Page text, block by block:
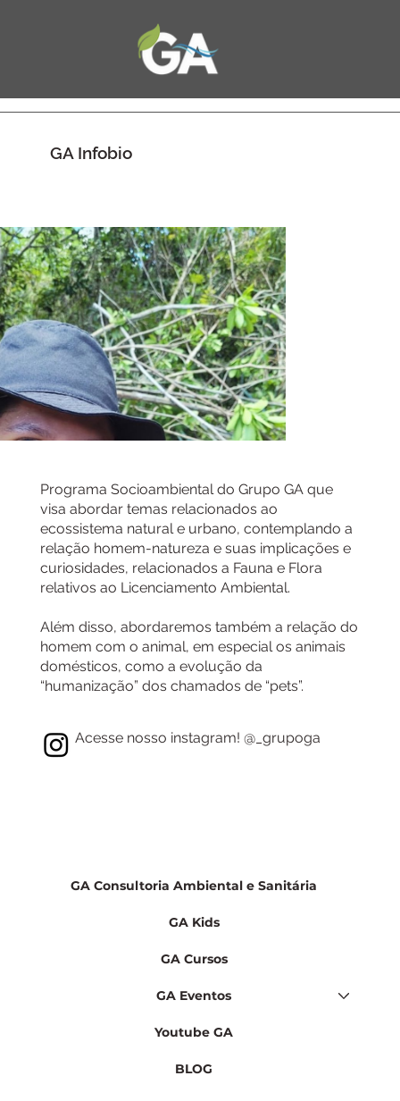
GA Infobio
Programa Socioambiental do Grupo GA que
visa abordar temas relacionados ao
ecossistema natural e urbano, contemplando a
relação homem-natureza e suas implicações e
curiosidades, relacionados a Fauna e Flora
relativos ao Licenciamento Ambiental.
Além disso, abordaremos também a relação do
homem com o animal, em especial os animais
domésticos, como a evolução da
“humanização” dos chamados de “pets”.
Acesse nosso instagram! @_grupoga
GA Consultoria Ambiental e Sanitária
GA Kids
GA Cursos
GA Eventos
Youtube GA
BLOG